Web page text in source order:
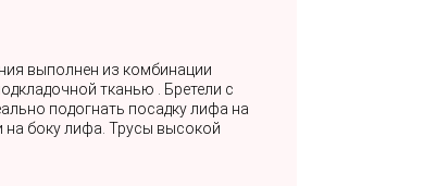
выполнен из комбинации
тканью . Бретели с
подогнать посадку лифа на
на боку лифа. Трусы высокой